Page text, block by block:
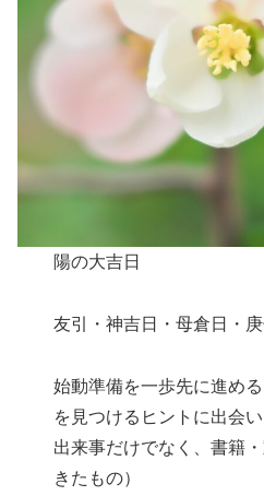
陽の大吉日
友引・神吉日・母倉日・
始動準備を一歩先に進め
を見つけるヒントに出会
出来事だけでなく、書籍
きたもの）